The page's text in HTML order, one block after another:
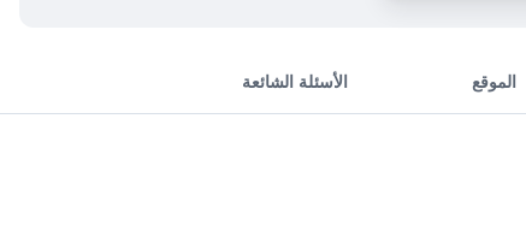
الموقع الأسئلة الشائعة